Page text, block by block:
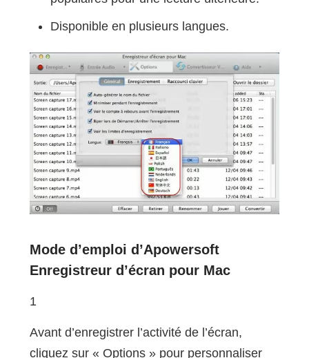
Disponible en plusieurs langues.
Mode d’emploi d’Apowersoft
Enregistreur d’écran pour Mac
1
Avant d’enregistrer l’activité de l’écran,
cliquez sur « Options » pour personnaliser